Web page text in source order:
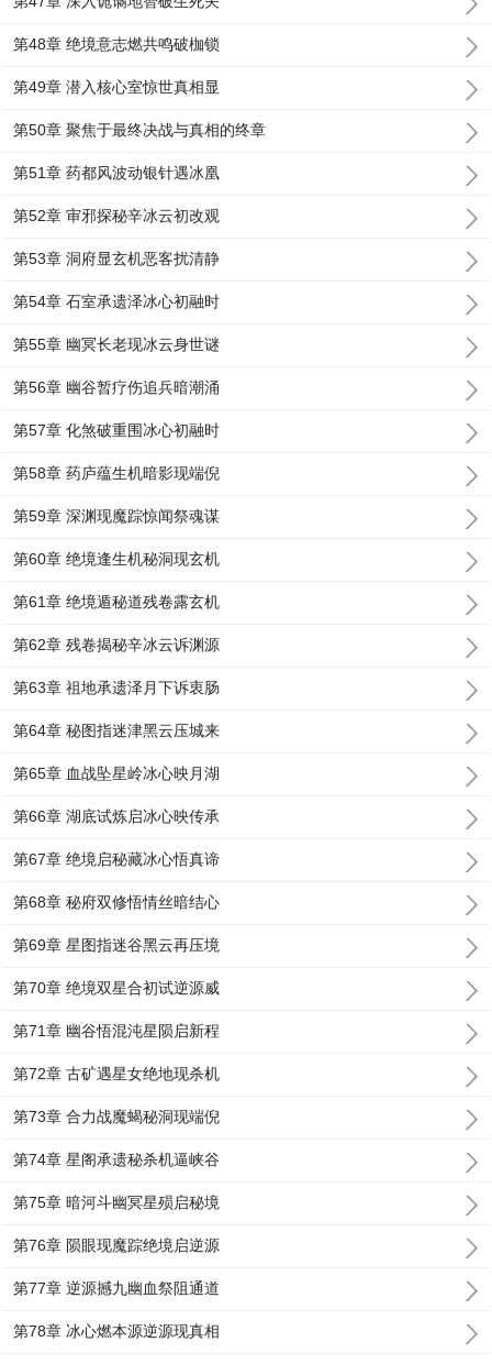
第48章 绝境意志燃共鸣破枷锁
第49章 潜入核心室惊世真相显
第50章 聚焦于最终决战与真相的终章
第51章 药都风波动银针遇冰凰
第52章 审邪探秘辛冰云初改观
第53章 洞府显玄机恶客扰清静
第54章 石室承遗泽冰心初融时
第55章 幽冥长老现冰云身世谜
第56章 幽谷暂疗伤追兵暗潮涌
第57章 化煞破重围冰心初融时
第58章 药庐蕴生机暗影现端倪
第59章 深渊现魔踪惊闻祭魂谋
第60章 绝境逢生机秘洞现玄机
第61章 绝境遁秘道残卷露玄机
第62章 残卷揭秘辛冰云诉渊源
第63章 祖地承遗泽月下诉衷肠
第64章 秘图指迷津黑云压城来
第65章 血战坠星岭冰心映月湖
第66章 湖底试炼启冰心映传承
第67章 绝境启秘藏冰心悟真谛
第68章 秘府双修悟情丝暗结心
第69章 星图指迷谷黑云再压境
第70章 绝境双星合初试逆源威
第71章 幽谷悟混沌星陨启新程
第72章 古矿遇星女绝地现杀机
第73章 合力战魔蝎秘洞现端倪
第74章 星阁承遗秘杀机逼峡谷
第75章 暗河斗幽冥星殒启秘境
第76章 陨眼现魔踪绝境启逆源
第77章 逆源撼九幽血祭阻通道
第78章 冰心燃本源逆源现真相